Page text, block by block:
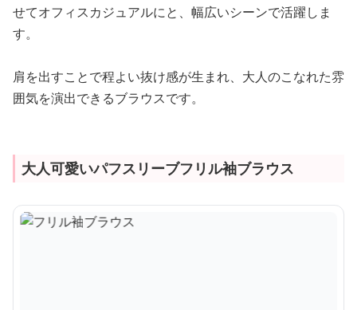
せてオフィスカジュアルにと、幅広いシーンで活躍しま
す。
肩を出すことで程よい抜け感が生まれ、大人のこなれた雰
囲気を演出できるブラウスです。
大人可愛いパフスリーブフリル袖ブラウス